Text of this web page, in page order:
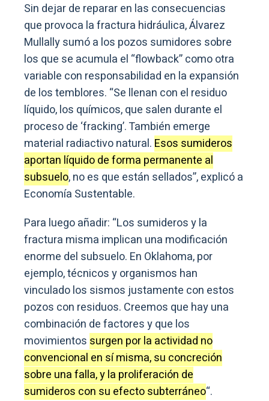
Sin dejar de reparar en las consecuencias
que provoca la fractura hidráulica, Álvarez
Mullally sumó a los pozos sumidores sobre
los que se acumula el “flowback” como otra
variable con responsabilidad en la expansión
de los temblores. “Se llenan con el residuo
líquido, los químicos, que salen durante el
proceso de ‘fracking’. También emerge
material radiactivo natural. Esos sumideros
aportan líquido de forma permanente al
subsuelo, no es que están sellados”, explicó a
Economía Sustentable.
Para luego añadir: “Los sumideros y la
fractura misma implican una modificación
enorme del subsuelo. En Oklahoma, por
ejemplo, técnicos y organismos han
vinculado los sismos justamente con estos
pozos con residuos. Creemos que hay una
combinación de factores y que los
movimientos surgen por la actividad no
convencional en sí misma, su concreción
sobre una falla, y la proliferación de
sumideros con su efecto subterráneo“.